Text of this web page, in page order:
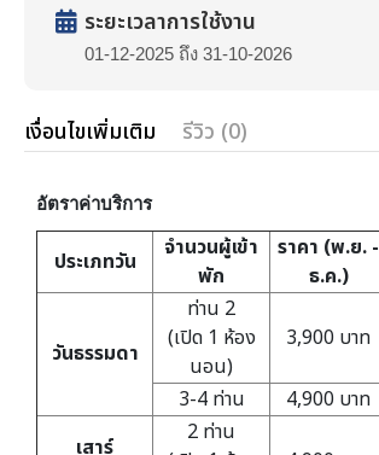
ระยะเวลาการใช้งาน
01-12-2025 ถึง 31-10-2026
เงื่อนไขเพิ่มเติม รีวิว (0)
อัตราค่าบริการ
ประเภทวัน
จำนวนผู้เข้า
พัก
ราคา (พ.ย. -
ธ.ค.)
วันธรรมดา
ท่าน 2
(เปิด 1 ห้อง
นอน)
3,900 บาท
3-4 ท่าน 4,900 บาท
เสาร์
2 ท่าน